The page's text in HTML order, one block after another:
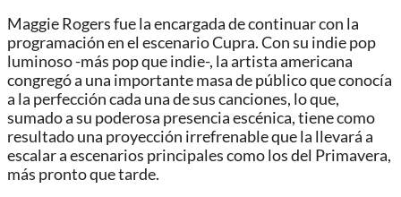
Maggie Rogers fue la encargada de continuar con la
programación en el escenario Cupra. Con su indie pop
luminoso -más pop que indie-, la artista americana
congregó a una importante masa de público que conocía
a la perfección cada una de sus canciones, lo que,
sumado a su poderosa presencia escénica, tiene como
resultado una proyección irrefrenable que la llevará a
escalar a escenarios principales como los del Primavera,
más pronto que tarde.